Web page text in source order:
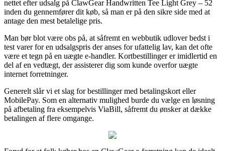
nettet efter udsalg på ClawGear Handwritten Tee Light Grey – 52
inden du gennemfører dit køb, så man er på den sikre side med at
antage den mest betalelige pris.
Man bør blot være obs på, at såfremt en webbutik udlover bedst i
test varer for en udsalgspris der anses for ufattelig lav, kan det ofte
være et tegn på en uægte e-handler. Kortbestillinger er imidlertid en
del af en vedtægt, der assisterer dig som kunde overfor uægte
internet forretninger.
Generelt slår vi et slag for bestillinger med betalingskort eller
MobilePay. Som en alternativ mulighed burde du vælge en løsning
på afbetaling fra eksempelvis ViaBill, såfremt du ønsker at dække
betalingen af flere omgange.